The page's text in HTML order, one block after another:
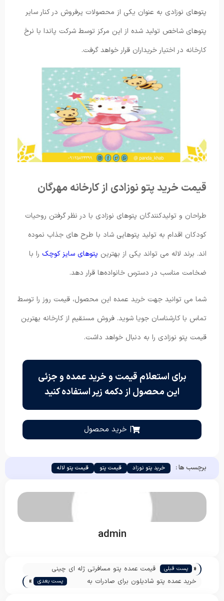
پتوهای نوزادی به عنوان یکی از محصولات پرفروش در کنار سایر
پتوهای شاخص تولید شده از این مرکز توسط شرکت پاندا با نرخ
کارخانه در اختیار خریداران قرار خواهد گرفت.
قیمت خرید پتو نوزادی از کارخانه مهرگان
طراحان و تولیدکنندگان پتوهای نوزادی با در نظر گرفتن روحیات
کودکان اقدام به تولید پتوهایی شاد با طرح های جذاب نموده
اند. برند لاله می تواند یکی از بهترین پتوهای سایز کوچک را با
ضخامت مناسب در دسترس خانواده‌ها قرار دهد.
شما می توانید جهت خرید عمده این محصول، قیمت روز را توسط
تماس با کارشناسان جویا شوید. فروش مستقیم از کارخانه بهترین
قیمت پتو نوزادی را به دنبال خواهد داشت.
برای استعلام قیمت و خرید عمده و جزئی
این محصول از دکمه زیر استفاده کنید
| خرید محصول
برچسب ها : خرید پتو نوزاد قیمت پتو قیمت پتو لاله
admin
« پست قبلی
قیمت عمده پتو مسافرتی ژله ای چینی
خرید عمده پتو شادیلون برای صادرات به
پست بعدی »